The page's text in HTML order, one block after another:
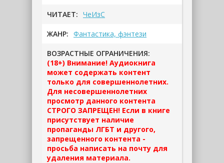
ЧИТАЕТ: ЧеИзС
ЖАНР: Фантастика, фэнтези
ВОЗРАСТНЫЕ ОГРАНИЧЕНИЯ:
(18+) Внимание! Аудиокнига
может содержать контент
только для совершеннолетних.
Для несовершеннолетних
просмотр данного контента
СТРОГО ЗАПРЕЩЕН! Если в книге
присутствует наличие
пропаганды ЛГБТ и другого,
запрещенного контента -
просьба написать на почту для
удаления материала.